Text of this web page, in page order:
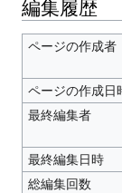
編集履歴
ページの作成者
ページの作成日
最終編集者
最終編集日時
総編集回数